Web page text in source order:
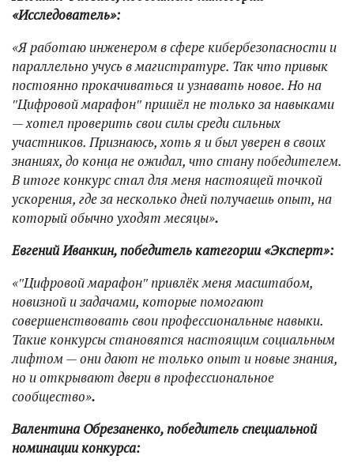
«Исследователь»:
«Я работаю инженером в сфере кибербезопасности и
параллельно учусь в магистратуре. Так что привык
постоянно прокачиваться и узнавать новое. Но на
″Цифровой марафон″ пришёл не только за навыками
— хотел проверить свои силы среди сильных
участников. Признаюсь, хоть я и был уверен в своих
знаниях, до конца не ожидал, что стану победителем.
В итоге конкурс стал для меня настоящей точкой
ускорения, где за несколько дней получаешь опыт, на
который обычно уходят месяцы».
Евгений Иванкин, победитель категории «Эксперт»:
«″Цифровой марафон″ привлёк меня масштабом,
новизной и задачами, которые помогают
совершенствовать свои профессиональные навыки.
Такие конкурсы становятся настоящим социальным
лифтом — они дают не только опыт и новые знания,
но и открывают двери в профессиональное
сообщество».
Валентина Обрезаненко, победитель специальной
номинации конкурса: